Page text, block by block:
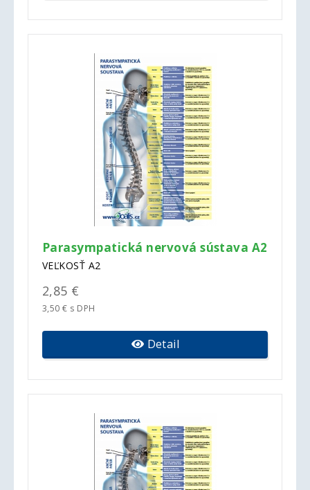
Parasympatická nervová sústava A2
VEĽKOSŤ A2
2,85 €
3,50 € s DPH
Detail